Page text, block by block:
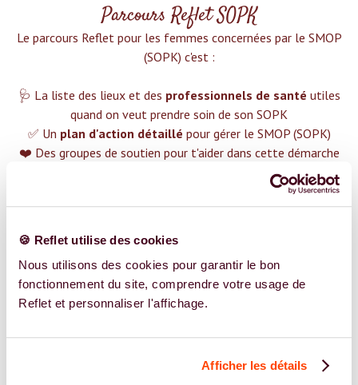
🍪 Reflet utilise des cookies
Nous utilisons des cookies pour garantir le bon
fonctionnement du site, comprendre votre usage de
Reflet et personnaliser l'affichage.
Afficher les détails
Parcours Reflet SOPK
Le parcours Reflet pour les femmes concernées par le SMOP
(SOPK) c'est :‍
🩺 La liste des lieux et des professionnels de santé utiles
quand on veut prendre soin de son SOPK
✅ Un plan d'action détaillé pour gérer le SMOP (SOPK)
❤️ Des groupes de soutien pour t'aider dans cette démarche
😉 Du contenu avec tout ce que tu dois savoir sur
le SMOP
Plus de 400 femmes déjà accompagnées !